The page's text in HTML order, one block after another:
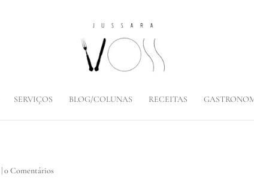
SERVIÇOS BLOG/COLUNAS RECEITAS
|0 Comentários